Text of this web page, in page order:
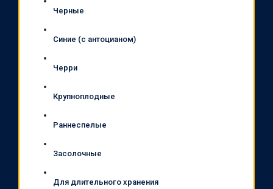
Черные
Синие (с антоцианом)
Черри
Крупноплодные
Раннеспелые
Засолочные
Для длительного хранения